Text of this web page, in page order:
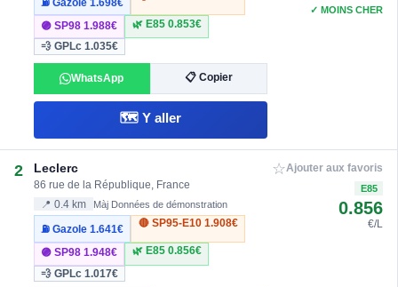
⛽ Gazole1.698€
🟣 SP981.988€ 🌿 E85 0.853€
💨 GPLc1.035€
WhatsApp 📋 Copier
🗺️ Y aller
✓ MOINS CHER
2 Leclerc
86 rue de la République, France
📍 0.4 km Màj Données de démonstration
⛽ Gazole1.641€
🔴 SP95-E10 1.908€
🟣 SP981.948€ 🌿 E85 0.856€
💨 GPLc1.017€
☆Ajouter aux favoris
E85
0.856
€/L